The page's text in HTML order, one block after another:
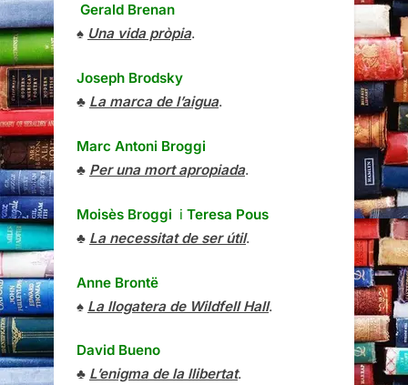
Gerald Brenan
♠ Una vida pròpia.
Joseph Brodsky
♣ La marca de l’aigua.
Marc Antoni Broggi
♣ Per una mort apropiada.
Moisès Broggi i Teresa Pous
♣ La necessitat de ser útil.
Anne Brontë
♠ La llogatera de Wildfell Hall.
David Bueno
♣ L’enigma de la llibertat.